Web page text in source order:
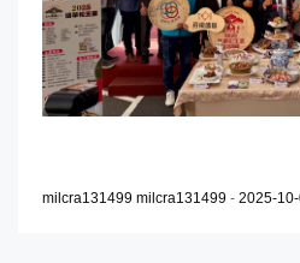
milcra131499 milcra131499 - 2025-